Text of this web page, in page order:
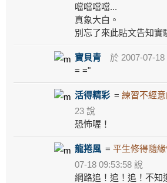
噹噹噹噹...
真象大白。
別忘了來此貼文告知實
寶貝青
於 2007-07-18
= ="
活得精彩 =練習不經
23 說
恐怖喔！
龍捲風 =平生修得隨
07-18 09:53:58 說
網路追！追！追！不知